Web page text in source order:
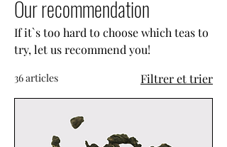
Our recommendation
If it`s too hard to choose which teas to
try, let us recommend you!
36 articles Filtrer et trier